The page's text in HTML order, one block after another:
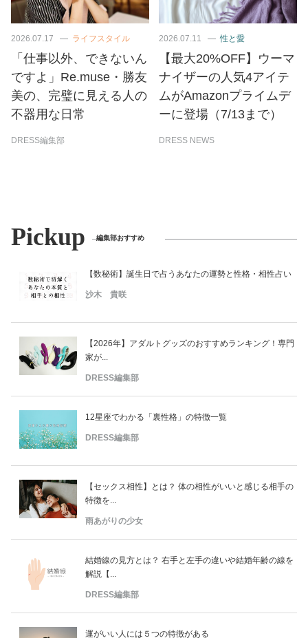
2026.07.17 ライフスタイル
「仕事以外、できないん
ですよ」Re.muse・勝友
美の、完璧に見える人の
不器用な日常
DRESS編集部
2026.07.11 性と愛
【最大20%OFF】ウーマ
ナイザーの人気4アイテ
ムがAmazonプライムデ
ーに登場（7/13まで）
DRESS NEWS
Pickup 編集部おすすめ
【数秘術】誕生日で占うあなたの運勢と性格・相性占い
沙木 貴咲
【2026年】アダルトグッズのおすすめランキング！専門
家が...
DRESS編集部
12星座でわかる「裏性格」の特徴一覧
DRESS編集部
【セックス相性】とは？ 体の相性がいいと感じる相手の
特徴を...
雨あがりの少女
結婚線の見方とは？ 右手と左手の違いや結婚年齢の線を
解説【...
DRESS編集部
運がいい人には５つの特徴がある